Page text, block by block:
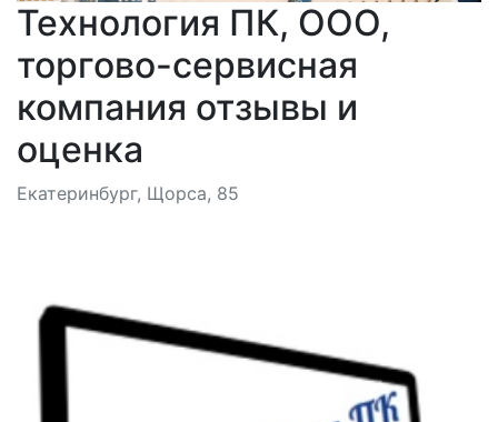
Технология ПК, ООО,
торгово-сервисная
компания отзывы и
оценка
Екатеринбург, Щорса, 85